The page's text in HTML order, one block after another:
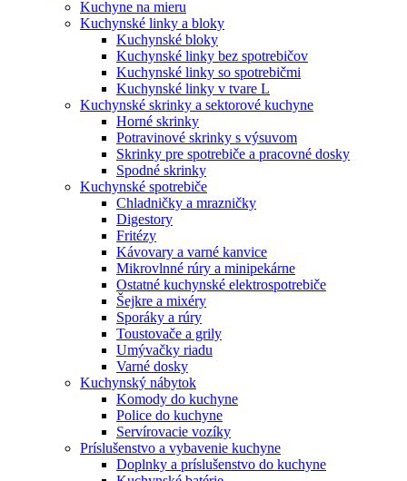
Kuchyne na mieru
Kuchynské linky a bloky
Kuchynské bloky
Kuchynské linky bez spotrebičov
Kuchynské linky so spotrebičmi
Kuchynské linky v tvare L
Kuchynské skrinky a sektorové kuchyne
Horné skrinky
Potravinové skrinky s výsuvom
Skrinky pre spotrebiče a pracovné dosky
Spodné skrinky
Kuchynské spotrebiče
Chladničky a mrazničky
Digestory
Fritézy
Kávovary a varné kanvice
Mikrovlnné rúry a minipekárne
Ostatné kuchynské elektrospotrebiče
Šejkre a mixéry
Sporáky a rúry
Toustovače a grily
Umývačky riadu
Varné dosky
Kuchynský nábytok
Komody do kuchyne
Police do kuchyne
Servírovacie vozíky
Príslušenstvo a vybavenie kuchyne
Doplnky a príslušenstvo do kuchyne